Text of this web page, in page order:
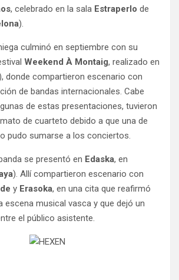
, celebrado en la sala Estraperlo de
).
culminó en septiembre con su
Weekend À Montaig, realizado en
donde compartieron escenario con
de bandas internacionales. Cabe
de estas presentaciones, tuvieron
de cuarteto debido a que una de
pudo sumarse a los conciertos.
se presentó en Edaska, en
). Allí compartieron escenario con
y Erasoka, en una cita que reafirmó
escena musical vasca y que dejó un
el público asistente.